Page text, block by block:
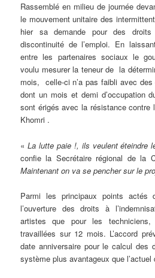
Rassemblé en milieu de journée
le mouvement unitaire des
hier sa demande pour des
discontinuité de l’emploi. En
entre les partenaires sociaux le
voulu mesurer la teneur de la
mois, celle-ci n’a pas faibli avec des
dont un mois et demi d’occupation
sont érigés avec la résistance contre
Khomri .
« La lutte paie !, ils veulent éteindre
confie la Secrétaire régional de la
Maintenant on va se pencher sur le
Parmi les principaux points actés
l’ouverture des droits à
artistes que pour les
travaillées sur 12 mois. L’accord
date anniversaire pour le calcul des
système plus avantageux que l’actuel